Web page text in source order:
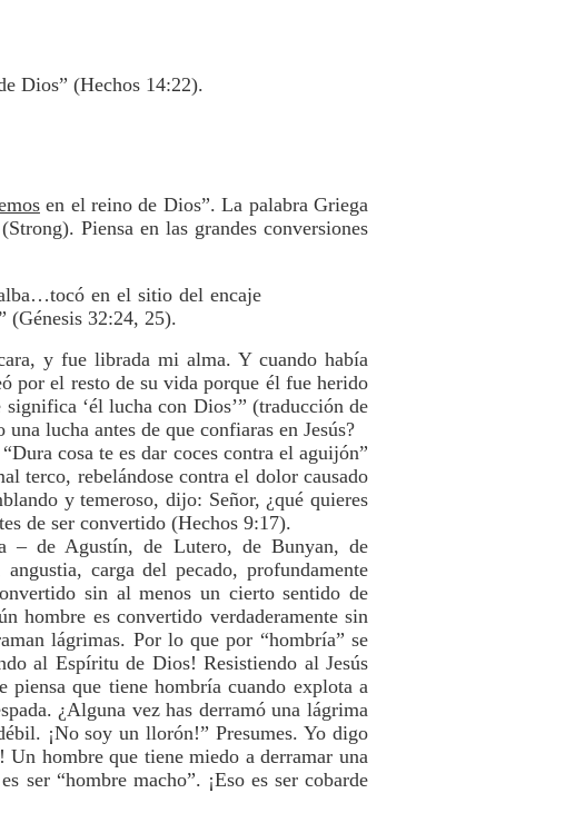
Dios” (Hechos 14:22).
en el reino de Dios”. La palabra Griega
Piensa en las grandes conversiones
en el sitio del encaje
(Génesis 32:24, 25).
y fue librada mi alma. Y cuando había
por el resto de su vida porque él fue herido
‘él lucha con Dios’” (traducción de
lucha antes de que confiaras en Jesús?
cosa te es dar coces contra el aguijón”
terco, rebelándose contra el dolor causado
y temeroso, dijo: Señor, ¿qué quieres
de ser convertido (Hechos 9:17).
– de Agustín, de Lutero, de Bunyan, de
carga del pecado, profundamente
sin al menos un cierto sentido de
hombre es convertido verdaderamente sin
lágrimas. Por lo que por “hombría” se
al Espíritu de Dios! Resistiendo al Jesús
que tiene hombría cuando explota a
¿Alguna vez has derramó una lágrima
¡No soy un llorón!” Presumes. Yo digo
hombre que tiene miedo a derramar una
ser “hombre macho”. ¡Eso es ser cobarde